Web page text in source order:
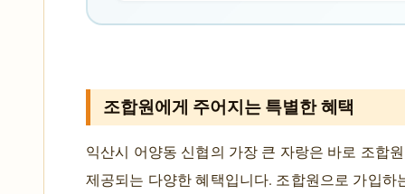
조합원에게 주어지는 특별한 혜택
익산시 어양동 신협의 가장 큰 자랑은 바로 조합
제공되는 다양한 혜택입니다. 조합원으로 가입하